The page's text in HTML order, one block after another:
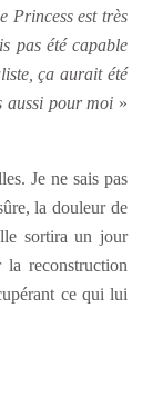
Princess est très
pas été capable
ça aurait été
aussi pour moi »
Je ne sais pas
la douleur de
sortira un jour
reconstruction
ce qui lui